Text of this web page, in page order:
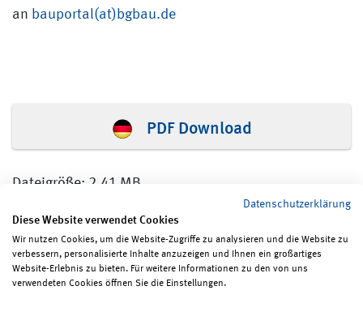
an bauportal(at)bgbau.de
PDF Download
Dateigröße: 2,41 MB
Seite teilen Seite drucken
Datenschutzerklärung
Diese Website verwendet Cookies
Wir nutzen Cookies, um die Website-Zugriffe zu analysieren und die Website zu
verbessern, personalisierte Inhalte anzuzeigen und Ihnen ein großartiges
Website-Erlebnis zu bieten. Für weitere Informationen zu den von uns
verwendeten Cookies öffnen Sie die Einstellungen.